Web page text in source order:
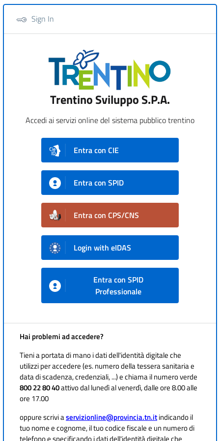
Sign In
Trentino Sviluppo S.P.A.
Accedi ai servizi online del sistema pubblico trentino
Entra con CIE
Entra con SPID
Entra con CPS/CNS
Login with eIDAS
Entra con SPID
Professionale
Hai problemi ad accedere?
Tieni a portata di mano i dati dell'identità digitale che
utilizzi per accedere (es. numero della tessera sanitaria e
data di scadenza, credenziali, ...) e chiama il numero verde
800 22 80 40attivo dal lunedì al venerdì, dalle ore 8.00 alle
ore 17.00
oppure scrivi aservizionline@provincia.tn.itindicando il
tuo nome e cognome, il tuo codice fiscale e un numero di